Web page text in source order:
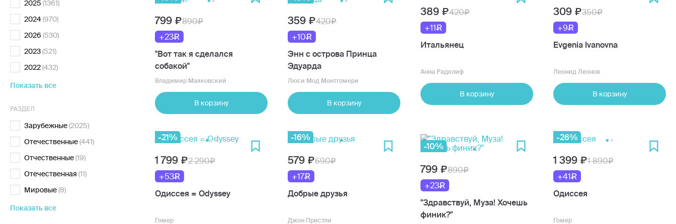
2025 (1361)
2024(970)
2026 (530)
2023(521)
2022(432)
Показать все
РАЗДЕЛ
Зарубежные(2025)
Отечественные(441)
Отчественные(19)
Отечественная (11)
Мировые(8)
Показать все
799
890
+23
"Вот так я сделался
собакой"
Владимир Маяковский
В корзину
359
420
+10
Энн с острова Принца
Эдуарда
Люси Мод Монтгомери
В корзину
389
420
+11
Итальянец
Анна Радклиф
В корзину
309
350
+9
Evgenia Ivanovna
Леонид Леонов
В корзину
-21%
1 799
2 290
+53
Одиссея = Odyssey
Гомер
-16%
579
690
+17
Добрые друзья
Джон Пристли
-10%
799
890
+23
"Здравствуй, Муза! Хочешь
финик?"
-26%
1 399
1 890
+41
Одиссея
Гомер